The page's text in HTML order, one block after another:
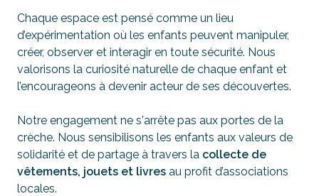
Chaque espace est pensé comme un lieu
d’expérimentation où les enfants peuvent manipuler,
créer, observer et interagir en toute sécurité. Nous
valorisons la curiosité naturelle de chaque enfant et
l’encourageons à devenir acteur de ses découvertes.
Notre engagement ne s'arrête pas aux portes de la
crèche. Nous sensibilisons les enfants aux valeurs de
solidarité et de partage à travers la collecte de
vêtements, jouets et livres au profit d’associations
locales.